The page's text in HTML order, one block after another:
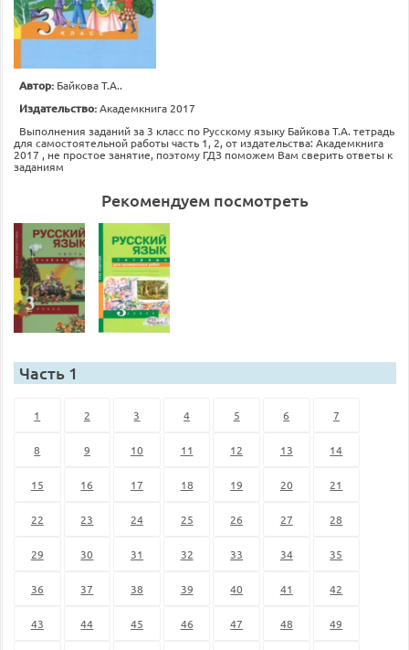
Автор: Байкова Т.А..
Издательство:Академкнига 2017
Выполнения заданий за 3 класс по Русскому языку Байкова Т.А. тетрадь
для самостоятельной работы часть 1, 2, от издательства: Академкнига
2017 , не простое занятие, поэтому ГДЗ поможем Вам сверить ответы к
заданиям
Рекомендуем посмотреть
Часть 1
1 2 3 4 5 6 7
8 9 10 11 12 13 14
15 16 17 18 19 20 21
22 23 24 25 26 27 28
29 30 31 32 33 34 35
36 37 38 39 40 41 42
43 44 45 46 47 48 49